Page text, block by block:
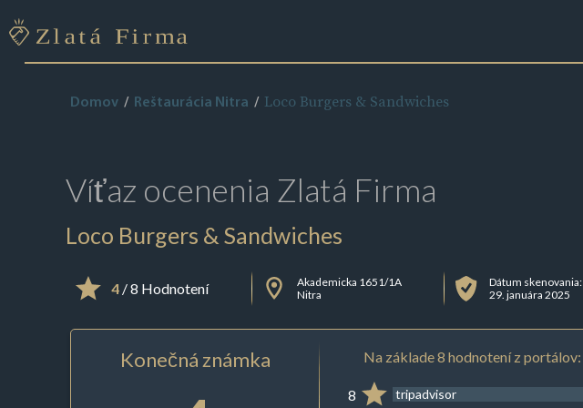
Domov Reštaurácia Nitra Loco Burgers & Sandwiches
Víťaz ocenenia Zlatá Firma
Loco Burgers & Sandwiches
4/ 8 Hodnotení
Akademicka 1651/1A
Nitra
Dátum skenovania:
29. januára 2025
Konečná známka Na základe 8 hodnotení z portálov:
8 tripadvisor